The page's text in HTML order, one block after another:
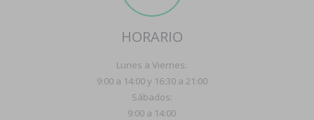
HORARIO
Lunes a Viernes:
9:00 a 14:00 y 16:30 a 21:00
Sábados:
9:00 a 14:00